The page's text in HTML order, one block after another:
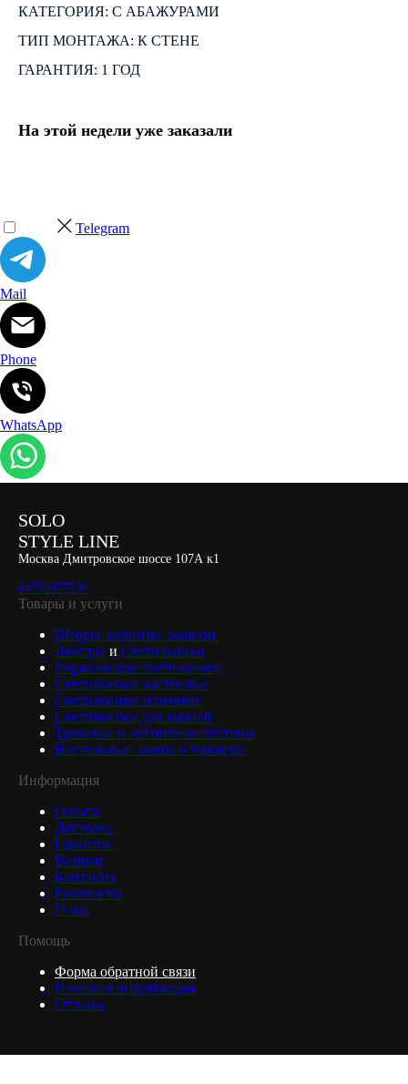
КАТЕГОРИЯ: С АБАЖУРАМИ
ТИП МОНТАЖА: К СТЕНЕ
ГАРАНТИЯ: 1 ГОД
На этой недели уже заказали
Telegram
Mail
Phone
WhatsApp
SOLO
STYLE LINE
Москва Дмитровское шоссе 107А к1
84951977330
Товары и услуги
Шторы, карнизы, жалюзи
Люстры и Светильники
Управляемые светильники
Светильники настенные
Светильники точечные
Светильники для ванной
Трековые и магнитные системы
Настольные лампы и торшеры
Информация
Оплата
Доставка
Гарантия
Возврат
Контакты
Реквизиты
О нас
Помощь
Форма обратной связи
Полезная информация
Отзывы